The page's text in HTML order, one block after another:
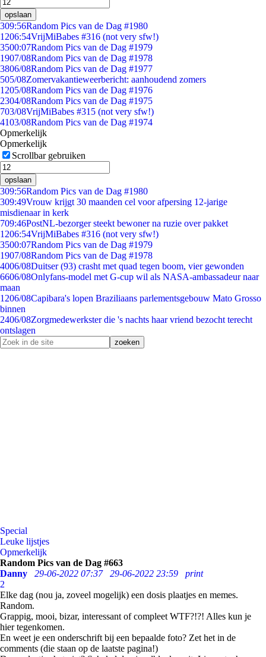
opslaan
309:56Random Pics van de Dag #1980
1206:54VrijMiBabes #316 (not very sfw!)
3500:07Random Pics van de Dag #1979
1907/08Random Pics van de Dag #1978
3806/08Random Pics van de Dag #1977
505/08Zomervakantieweerbericht: aanhoudend zomers
1205/08Random Pics van de Dag #1976
2304/08Random Pics van de Dag #1975
703/08VrijMiBabes #315 (not very sfw!)
4103/08Random Pics van de Dag #1974
Opmerkelijk
Opmerkelijk
Scrollbar gebruiken
opslaan
309:56Random Pics van de Dag #1980
309:49Vrouw krijgt 30 maanden cel voor afpersing 12-jarige
misdienaar in kerk
709:46PostNL-bezorger steekt bewoner na ruzie over pakket
1206:54VrijMiBabes #316 (not very sfw!)
3500:07Random Pics van de Dag #1979
1907/08Random Pics van de Dag #1978
4006/08Duitser (93) crasht met quad tegen boom, vier gewonden
6606/08Onlyfans-model met G-cup wil als NASA-ambassadeur naar
maan
1206/08Capibara's lopen Braziliaans parlementsgebouw Mato Grosso
binnen
2406/08Zorgmedewerkster die 's nachts haar vriend bezocht terecht
ontslagen
Special
Leuke lijstjes
Opmerkelijk
Random Pics van de Dag #663
Danny
29-06-2022 07:37 29-06-2022 23:59
print
2
Elke dag (nou ja, zoveel mogelijk) een dosis plaatjes en memes.
Random.
Grappig, mooi, bizar, interessant of compleet WTF?!?! Alles kun je
hier tegenkomen.
En weet je een onderschrift bij een bepaalde foto? Zet het in de
comments (die staan op de laatste pagina!)